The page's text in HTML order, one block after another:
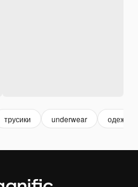
трусики underwear одежда